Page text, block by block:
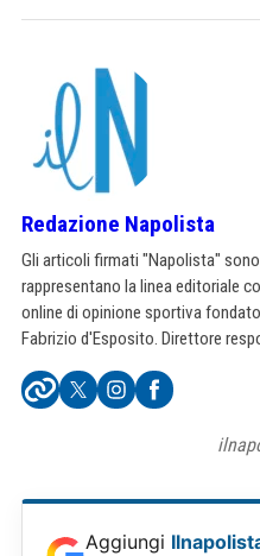
Redazione Napolista
Gli articoli firmati "Napolista"
rappresentano la linea editoriale
online di opinione sportiva
Fabrizio d'Esposito. Direttore
Aggiungi